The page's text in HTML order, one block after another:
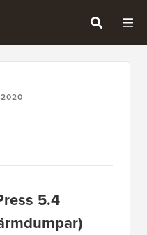
2020
5.4